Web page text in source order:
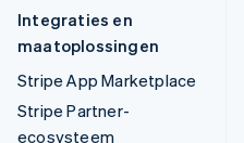
Integraties en
maatoplossingen
Stripe App Marketplace
Stripe Partner-
ecosysteem